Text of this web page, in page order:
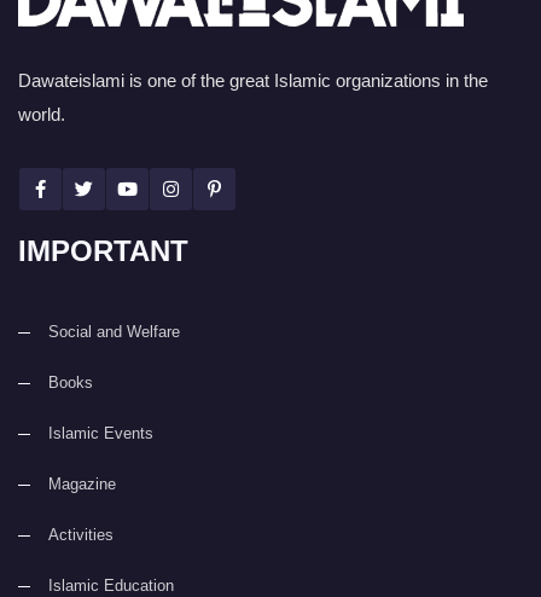
Dawateislami is one of the great Islamic organizations in the
world.
IMPORTANT
Social and Welfare
Books
Islamic Events
Magazine
Activities
Islamic Education